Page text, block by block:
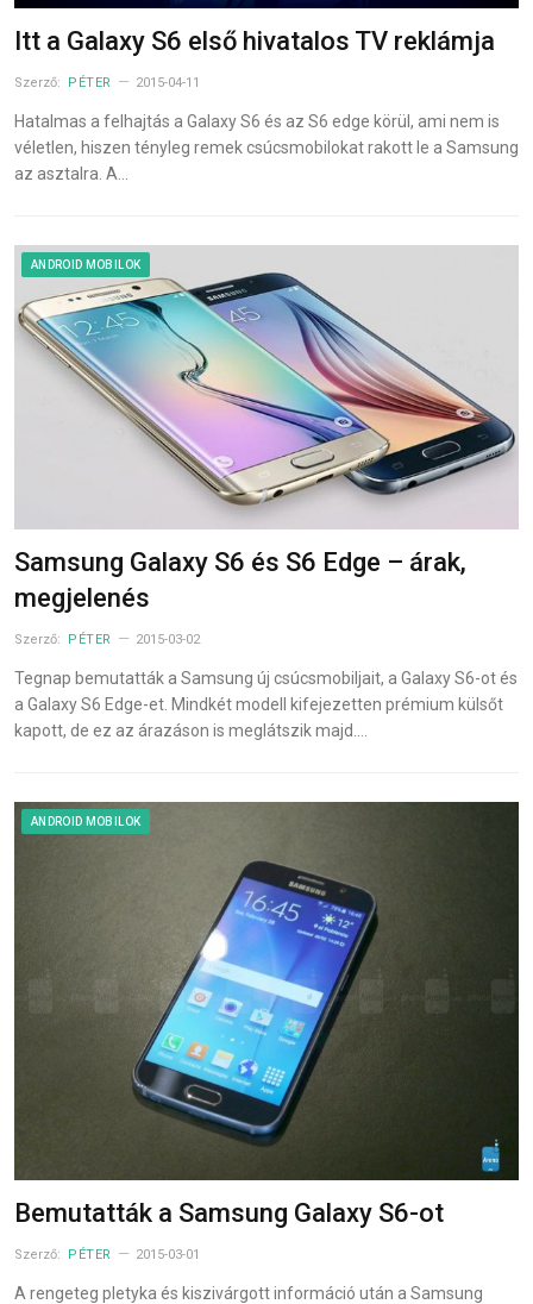
Itt a Galaxy S6 első hivatalos TV reklámja
Szerző: PÉTER 2015-04-11
Hatalmas a felhajtás a Galaxy S6 és az S6 edge körül, ami nem is
véletlen, hiszen tényleg remek csúcsmobilokat rakott le a Samsung
az asztalra. A…
ANDROID MOBILOK
Samsung Galaxy S6 és S6 Edge – árak,
megjelenés
Szerző: PÉTER 2015-03-02
Tegnap bemutatták a Samsung új csúcsmobiljait, a Galaxy S6-ot és
a Galaxy S6 Edge-et. Mindkét modell kifejezetten prémium külsőt
kapott, de ez az árazáson is meglátszik majd.…
ANDROID MOBILOK
Bemutatták a Samsung Galaxy S6-ot
Szerző: PÉTER 2015-03-01
A rengeteg pletyka és kiszivárgott információ után a Samsung